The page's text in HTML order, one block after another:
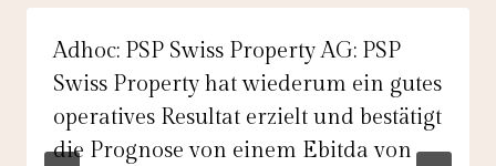
Adhoc: PSP Swiss Property AG: PSP
Swiss Property hat wiederum ein gutes
operatives Resultat erzielt und bestätigt
die Prognose von einem Ebitda von